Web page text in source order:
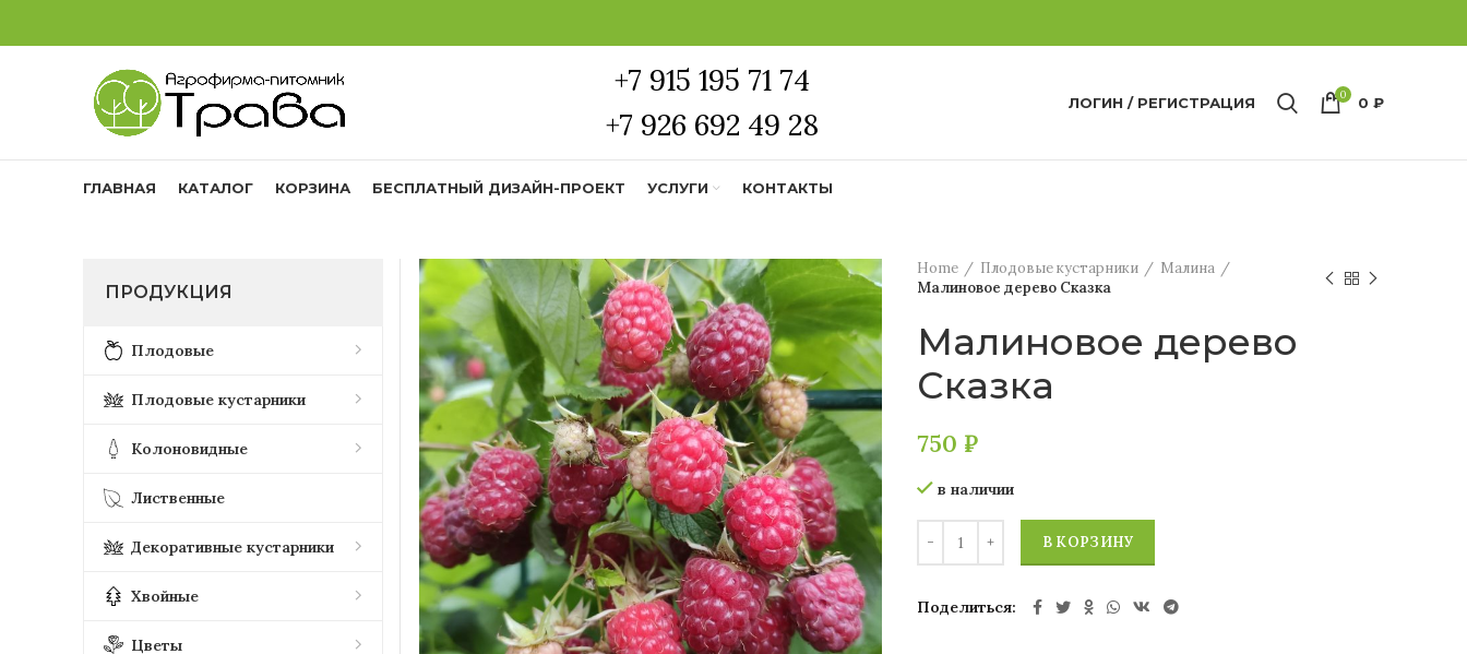
+7 915 195 71 74
+7 926 692 49 28
ЛОГИН / РЕГИСТРАЦИЯ 0 0 ₽
ГЛАВНАЯ КАТАЛОГ КОРЗИНА БЕСПЛАТНЫЙ ДИЗАЙН-ПРОЕКТ УСЛУГИ КОНТАКТЫ
Home Плодовые кустарники
Малина
Малиновое дерево Сказка
Малиновое дерево
Сказка
750 ₽
в наличии
В КОРЗИНУ
Поделиться
ПРОДУКЦИЯ
Плодовые
Плодовые кустарники
Колоновидные
Лиственные
Декоративные кустарники
Хвойные
Цветы